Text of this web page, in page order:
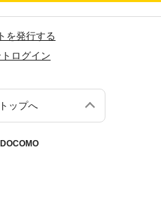
を発行する
ログイン
ップへ